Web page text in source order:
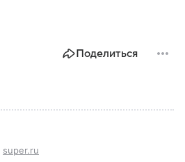
Поделиться
super.ru